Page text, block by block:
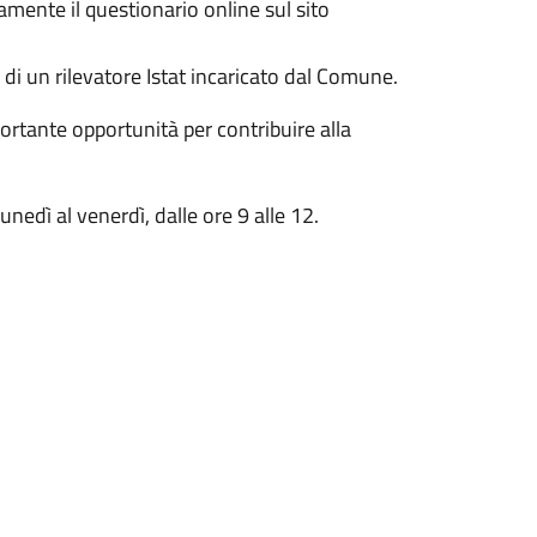
il questionario online sul sito
un rilevatore Istat incaricato dal Comune.
opportunità per contribuire alla
al venerdì, dalle ore 9 alle 12.